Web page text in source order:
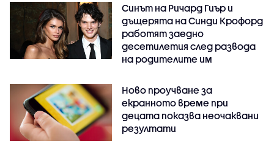
Синът на Ричард Гиър и
дъщерята на Синди Крофорд
работят заедно
десетилетия след развода
на родителите им
Ново проучване за
екранното време при
децата показва неочаквани
резултати